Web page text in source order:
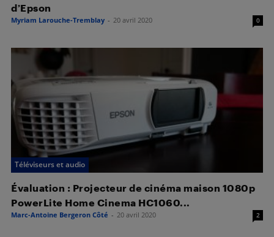
d’Epson
Myriam Larouche-Tremblay - 20 avril 2020 0
Téléviseurs et audio
Évaluation : Projecteur de cinéma maison 1080p
PowerLite Home Cinema HC1060...
Marc-Antoine Bergeron Côté - 20 avril 2020 2